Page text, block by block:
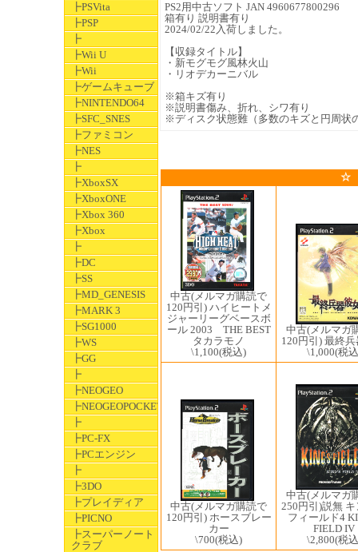
┣PSVita
┣PSP
┣
┣Wii U
┣Wii
┣ゲームキューブ
┣NINTENDO64
┣SFC_SNES
┣ファミコン
┣NES
┣
┣XboxSX
┣XboxONE
┣Xbox 360
┣Xbox
┣
┣DC
┣SS
┣MD_GENESIS
┣MARK 3
┣SG1000
┣WS
┣GG
┣
┣NEOGEO
┣NEOGEOPOCKET
┣
┣PC-FX
┣PCエンジン
┣
┣3DO
┣プレイディア
┣PICNO
┣スーパーノート
クラブ
PS2用中古ソフト JAN 4960677800296
箱有り 説明書有り
2024/02/22入荷しました。
【収録タイトル】
・新モグモグ風林火山
・リオデカーニバル
※箱キズ有り
※説明書傷み、折れ、シワ有り
※ディスク状態難（多数のキズと円周状
☆
中古(メルマガ購読で
120円引) ハイヒートメ
ジャーリーグベースボ
ール 2003 THE BEST
タカラモノ
\1,100(税込)
中古(メルマガ
120円引) 最終
\1,000(税
中古(メルマガ購読で
120円引) ホースブレー
カー
\700(税込)
中古(メルマガ
250円引)説無
フィールド4
FIELD IV
\2,800(税